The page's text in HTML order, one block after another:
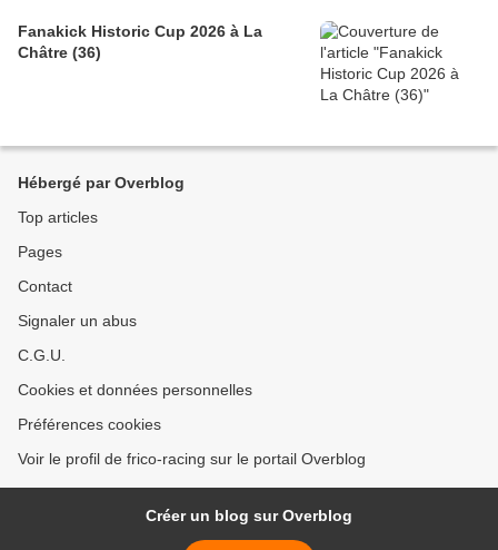
Fanakick Historic Cup 2026 à La
Châtre (36)
Hébergé par Overblog
Top articles
Pages
Contact
Signaler un abus
C.G.U.
Cookies et données personnelles
Préférences cookies
Voir le profil de frico-racing sur le portail Overblog
Créer un blog sur Overblog